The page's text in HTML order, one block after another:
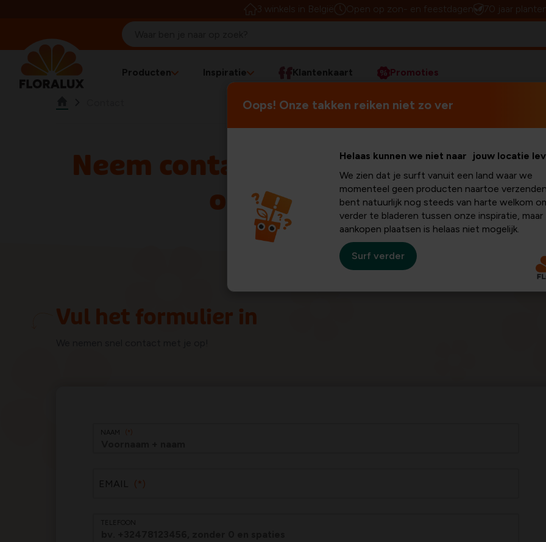
3 winkels in België Open op zon- en feestdagen 70 jaar
Producten Inspiratie Klantenkaart Promoties
Neem contact met ons
op
Onze klantendienst staat
verder helpen. Neem je
Misschien vind je daar
Vul het formulier in
NAAM
EMAIL
TELEFOON
Oops! Onze takken reiken niet zo ver
Helaas kunnen we niet naar jouw locatie
We zien dat je surft vanuit een land waar we
momenteel geen producten naartoe
bent natuurlijk nog steeds van harte welkom
verder te bladeren tussen onze inspiratie, maar
aankopen plaatsen is helaas niet mogelijk.
Surf verder